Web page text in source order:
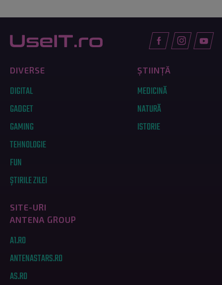
DIVERSE
DIGITAL
GADGET
GAMING
TEHNOLOGIE
FUN
ȘTIRILE ZILEI
ȘTIINȚĂ
MEDICINĂ
NATURĂ
ISTORIE
SITE-URI
ANTENA GROUP
A1.RO
ANTENASTARS.RO
AS.RO